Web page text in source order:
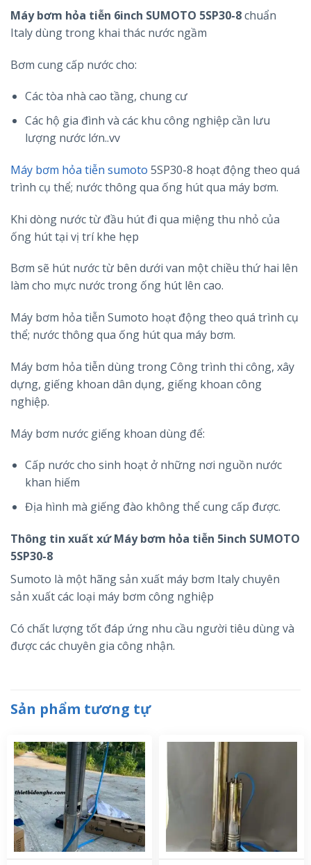
Máy bơm hỏa tiễn 6inch SUMOTO 5SP30-8chuẩn
Italy dùng trong khai thác nước ngầm
Bơm cung cấp nước cho:
Các tòa nhà cao tầng, chung cư
Các hộ gia đình và các khu công nghiệp cần lưu
lượng nước lớn..vv
Máy bơm hỏa tiễn sumoto 5SP30-8 hoạt động theo quá
trình cụ thể; nước thông qua ống hút qua máy bơm.
Khi dòng nước từ đầu hút đi qua miệng thu nhỏ của
ống hút tại vị trí khe hẹp
Bơm sẽ hút nước từ bên dưới van một chiều thứ hai lên
làm cho mực nước trong ống hút lên cao.
Máy bơm hỏa tiễn Sumoto hoạt động theo quá trình cụ
thể; nước thông qua ống hút qua máy bơm.
Máy bơm hỏa tiễn dùng trong Công trình thi công, xây
dựng, giếng khoan dân dụng, giếng khoan công
nghiệp.
Máy bơm nước giếng khoan dùng để:
Cấp nước cho sinh hoạt ở những nơi nguồn nước
khan hiếm
Địa hình mà giếng đào không thể cung cấp được.
Thông tin xuất xứMáy bơm hỏa tiễn 5inch SUMOTO
5SP30-8
Sumoto là một hãng sản xuất máy bơm Italy chuyên
sản xuất các loại máy bơm công nghiệp
Có chất lượng tốt đáp ứng nhu cầu người tiêu dùng và
được các chuyên gia công nhận.
Sản phẩm tương tự